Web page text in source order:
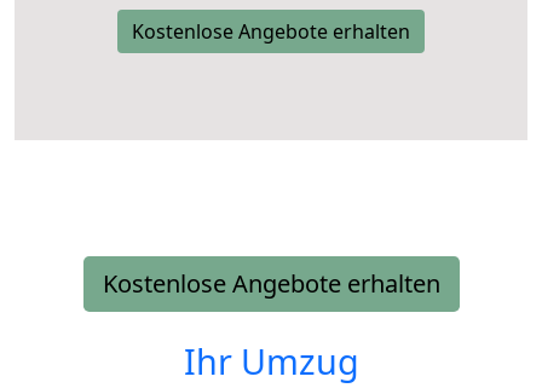
Kostenlose Angebote erhalten
Kostenlose Angebote erhalten
Ihr Umzug